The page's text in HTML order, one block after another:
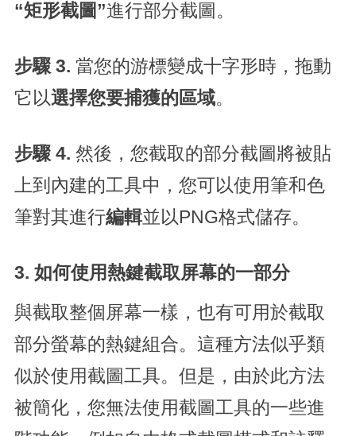
“矩形截圖”進行部分截圖。
步驟 3. 當您的游標變成十字形時，拖動
它以選擇您要捕獲的區域。
步驟 4. 然後，您截取的部分截圖將被貼
上到內建的工具中，您可以使用筆和色
筆對其進行編輯並以PNG格式儲存。
3. 如何使用熱鍵截取屏幕的一部分
與截取整個屏幕一樣，也有可用於截取
部分螢幕的熱鍵組合。這種方法似乎類
似於使用截圖工具。但是，由於此方法
被簡化，您無法使用截圖工具的一些進